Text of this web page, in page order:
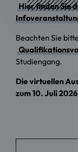
Hier finden Sie
Beachten Sie
Studiengang.
Die virtuellen
zum 10. Juli